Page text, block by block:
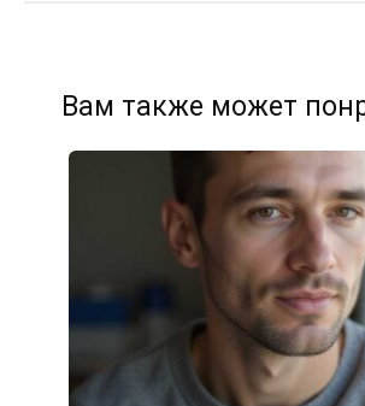
Вам также может